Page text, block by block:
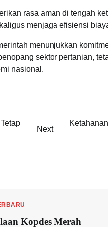
rasa aman di tengah
menjaga efisiensi
menunjukkan
sektor pertanian,
nasional.
Next:
Kopdes Merah